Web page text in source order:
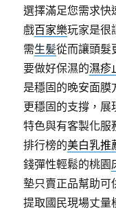
選擇滿足您需求快
戲百家樂玩家是很
需生髪從而讓頭髮
要做好保濕的濕疹
是穩固的晚安面膜
更穩固的支撐，展
特色與有客製化服
排行榜的美白乳推
錢彈性輕鬆的桃園
墊只賣正品幫助可
提取國民現場丈量